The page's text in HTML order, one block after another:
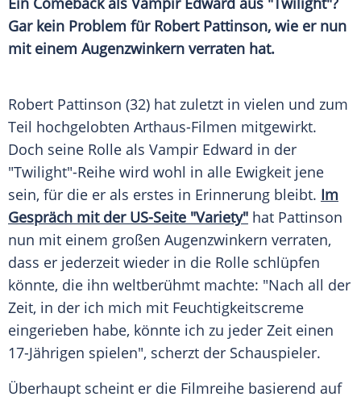
Gar kein Problem für Robert Pattinson, wie er nun
mit einem Augenzwinkern verraten hat.
Robert Pattinson (32) hat zuletzt in vielen und zum
Teil hochgelobten Arthaus-Filmen mitgewirkt.
Doch seine Rolle als Vampir Edward in der
"Twilight"-Reihe wird wohl in alle Ewigkeit jene
sein, für die er als erstes in Erinnerung bleibt. Im
Gespräch mit der US-Seite "Variety" hat Pattinson
nun mit einem großen Augenzwinkern verraten,
dass er jederzeit wieder in die Rolle schlüpfen
könnte, die ihn weltberühmt machte: "Nach all der
Zeit, in der ich mich mit Feuchtigkeitscreme
eingerieben habe, könnte ich zu jeder Zeit einen
17-Jährigen spielen", scherzt der Schauspieler.
Überhaupt scheint er die Filmreihe basierend auf